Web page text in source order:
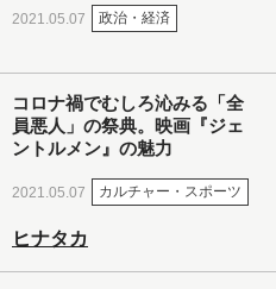
2021.05.07 政治・経済
コロナ禍でむしろ沁みる「全
員悪人」の祭典。映画『ジェ
ントルメン』の魅力
2021.05.07 カルチャー・スポーツ
ヒナタカ